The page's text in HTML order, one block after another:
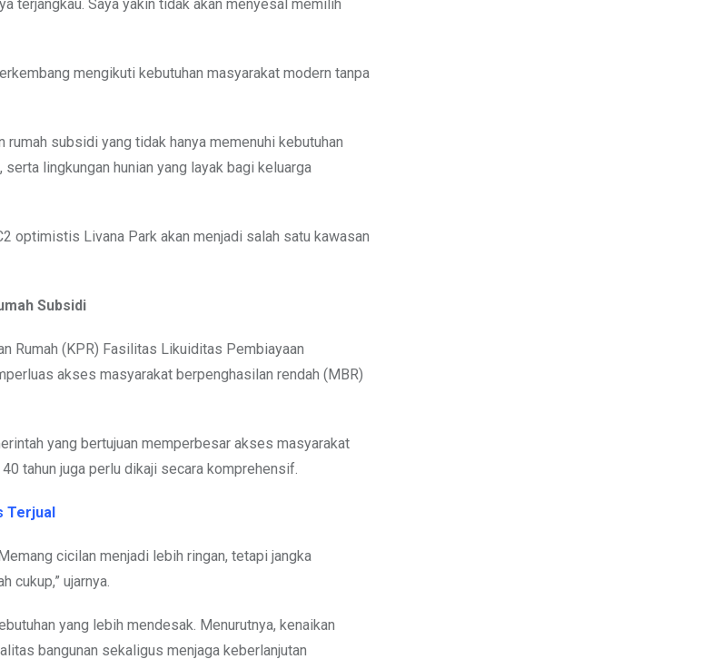
terjangkau. Saya yakin tidak akan menyesal memilih
mengikuti kebutuhan masyarakat modern tanpa
subsidi yang tidak hanya memenuhi kebutuhan
lingkungan hunian yang layak bagi keluarga
optimistis Livana Park akan menjadi salah satu kawasan
Subsidi
Rumah (KPR) Fasilitas Likuiditas Pembiayaan
akses masyarakat berpenghasilan rendah (MBR)
yang bertujuan memperbesar akses masyarakat
tahun juga perlu dikaji secara komprehensif.
Terjual
cicilan menjadi lebih ringan, tetapi jangka
cukup,” ujarnya.
yang lebih mendesak. Menurutnya, kenaikan
bangunan sekaligus menjaga keberlanjutan